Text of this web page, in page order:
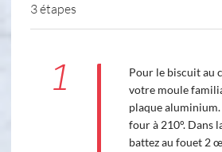
3 étapes
1
Pour le biscuit au
votre moule
plaque
four à 210°. Dans
battez au fouet 2